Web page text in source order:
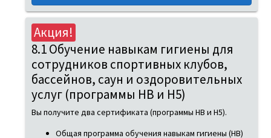
Акция!
8.1 Обучение навыкам гигиены для
сотрудников спортивных клубов,
бассейнов, саун и оздоровительных
услуг (программы HB и H5)
Вы получите два сертификата (программы HB и H5).
Общая программа обучения навыкам гигиены (HB)